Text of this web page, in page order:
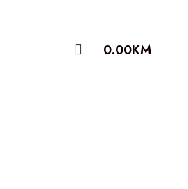
0.00KM